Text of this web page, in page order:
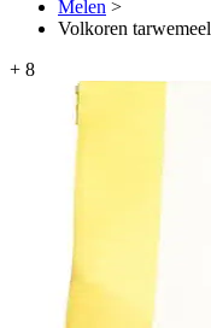
Melen >
Volkoren tarwemeel
+ 8